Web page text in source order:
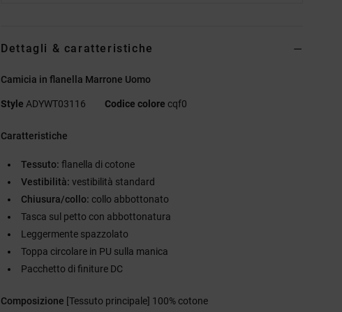
Dettagli & caratteristiche
Camicia in flanella Marrone Uomo
Style ADYWT03116 Codice colore cqf0
Caratteristiche
Tessuto: flanella di cotone
Vestibilità: vestibilità standard
Chiusura/collo: collo abbottonato
Tasca sul petto con abbottonatura
Leggermente spazzolato
Toppa circolare in PU sulla manica
Pacchetto di finiture DC
Composizione [Tessuto principale] 100% cotone